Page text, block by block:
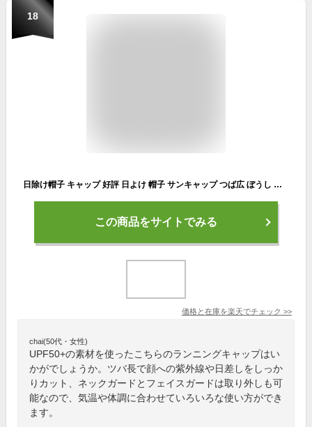
18
日除け帽子 キャップ 好評 日よけ 帽子 サンキャップ つば広 ぼうし 首 カバー 取り付け レディース メンズ 農作業 UVカット 紐付き 折りたたみ 撥水 速乾 3way フェイスガード ネックガード 軽量 持ち運び アウトドア キャンプ スポーツ ランニング
この商品をサイトでみる
価格と在庫を楽天でチェック >>
chai(50代・女性)
UPF50+の素材を使ったこちらのランニングキャップはい
かがでしょうか。ツバ長で顔への紫外線や日差しをしっか
りカット、ネックガードとフェイスガードは取り外しも可
能なので、気温や体調に合わせていろいろな使い方ができ
ます。